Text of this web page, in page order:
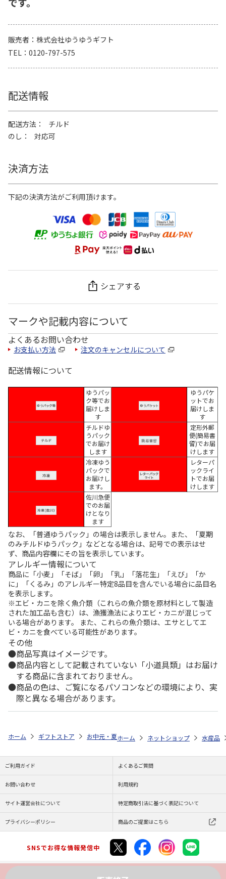
販売者
株式会社ゆうゆうギフト
TEL
0120-797-575
配送情報
配送方法
チルド
のし
対応可
決済方法
下記の決済方法がご利用頂けます。
シェアする
マークや記載内容について
よくあるお問い合わせ
お支払い方法 注文のキャンセルについて
配送情報について
ゆうパッ
ク等でお
届けしま
す
ゆうパケ
ットでお
届けしま
す
チルドゆ
うパック
でお届け
します
定形外郵
便(簡易書
留)でお届
けします
冷凍ゆう
パックで
お届けし
ます。
レターパ
ックライ
トでお届
けします
佐川急便
でのお届
けとなり
ます
なお、「普通ゆうパック」の場合は表示しません。また、「夏期
のみチルドゆうパック」などとなる場合は、記号での表示はせ
ず、商品内容欄にその旨を表示しています。
アレルギー情報について
商品に「小麦」「そば」「卵」「乳」「落花生」「えび」「か
に」「くるみ」のアレルギー特定8品目を含んでいる場合に品目名
を表示します。
※エビ・カニを除く魚介類（これらの魚介類を原材料として製造
された加工品も含む）は、漁獲漁法によりエビ・カニが混じって
いる場合があります。 また、これらの魚介類は、エサとしてエ
ビ・カニを食べている可能性があります。
その他
商品写真はイメージです。
商品内容として記載されていない「小道具類」はお届け
する商品に含まれておりません。
商品の色は、ご覧になるパソコンなどの環境により、実
際と異なる場合があります。
ホーム ギフトストア お中元・夏ギフト特集 2026 ゆうゆうギフト
ホーム ネットショップ 水産品
ご利用ガイド よくあるご質問
お問い合わせ 利用規約
サイト運営会社について 特定商取引法に基づく表記について
プライバシーポリシー 商品のご提案はこちら
SNSでお得な情報発信中